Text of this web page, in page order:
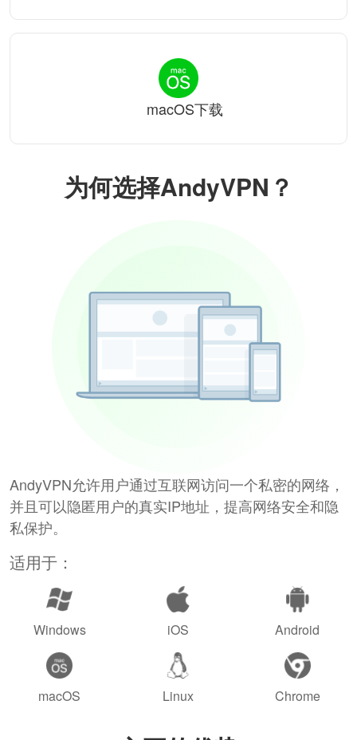
为何选择AndyVPN？
AndyVPN允许用户通过互联网访问一个私密的网络，
并且可以隐匿用户的真实IP地址，提高网络安全和隐
私保护。
适用于：
Windows iOS Android
macOS Linux Chrome
macOS下载